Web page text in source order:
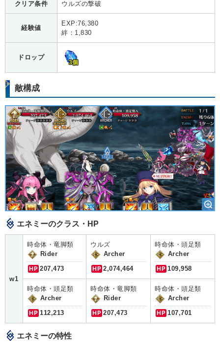
クリア条件 ウルズの撃破
経験値
EXP:76,380
絆：1,830
ドロップ
3個
敵構成
エネミーのクラス・HP
w1
時命体・竜脚類
Rider
HP 207,473
ウルズ
Archer
HP 2,074,464
時命体・頭足類
Archer
HP 109,958
時命体・頭足類
Archer
HP 112,213
時命体・竜脚類
Rider
HP 207,473
時命体・頭足類
Archer
HP 107,701
エネミーの特性